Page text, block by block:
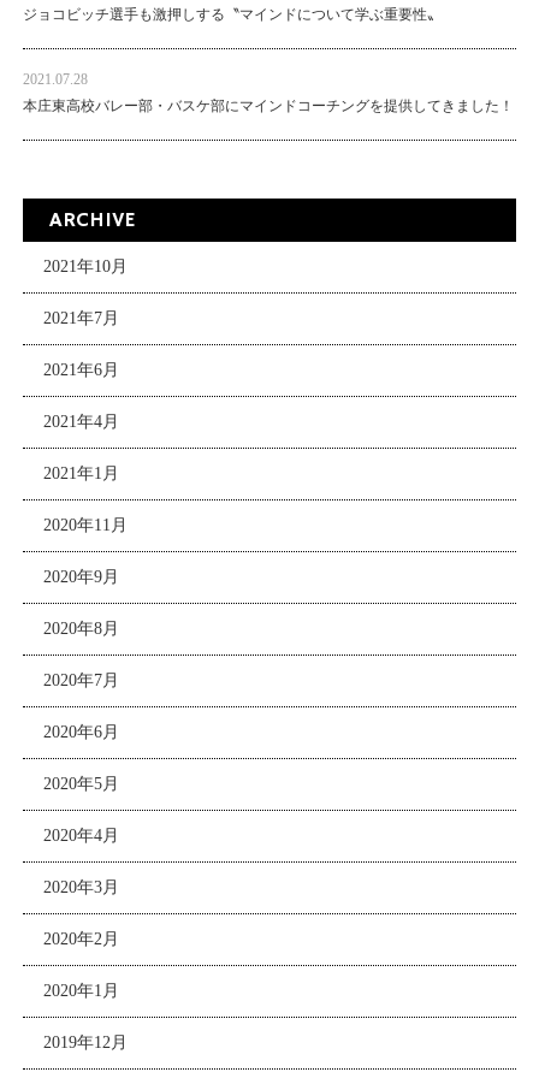
ジョコビッチ選手も激押しする〝マインドについて学ぶ重要性〟
2021.07.28
本庄東高校バレー部・バスケ部にマインドコーチングを提供してきました！
ARCHIVE
2021年10月
2021年7月
2021年6月
2021年4月
2021年1月
2020年11月
2020年9月
2020年8月
2020年7月
2020年6月
2020年5月
2020年4月
2020年3月
2020年2月
2020年1月
2019年12月